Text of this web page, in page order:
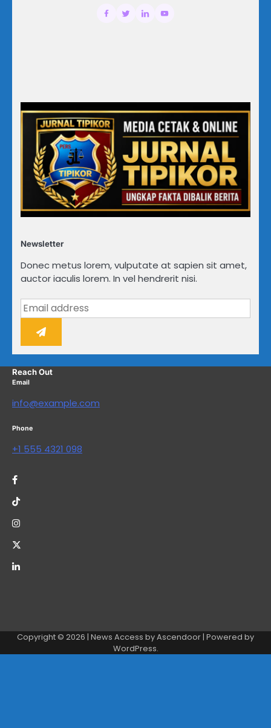
Newsletter
Donec metus lorem, vulputate at sapien sit amet,
auctor iaculis lorem. In vel hendrerit nisi.
Reach Out
Email
info@example.com
Phone
+1 555 4321 098
Copyright © 2026 | News Access byAscendoor| Powered by
WordPress.